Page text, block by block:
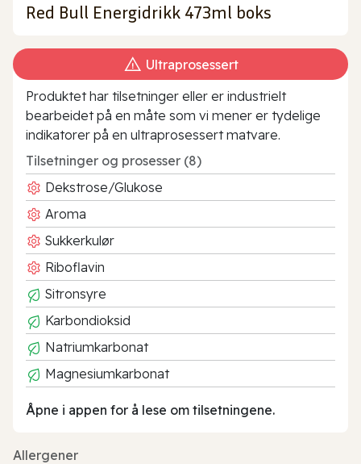
Red Bull Energidrikk 473ml boks
Ultraprosessert
Produktet har tilsetninger eller er industrielt
bearbeidet på en måte som vi mener er tydelige
indikatorer på en ultraprosessert matvare.
Tilsetninger og prosesser (8)
Dekstrose/Glukose
Aroma
Sukkerkulør
Riboflavin
Sitronsyre
Karbondioksid
Natriumkarbonat
Magnesiumkarbonat
Åpne i appen for å lese om tilsetningene.
Allergener